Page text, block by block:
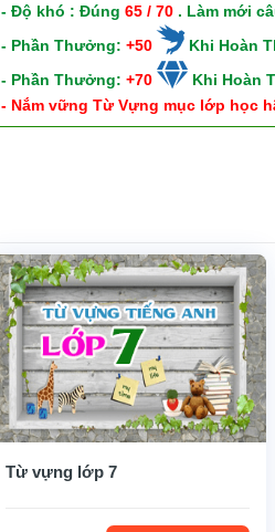
- Độ khó : Đúng 65 / 70. Làm mới
- Phần Thưởng: +50
Khi Hoàn
- Phần Thưởng: +70
Khi Hoàn
- Nắm vững Từ Vựng mục lớp học
Từ vựng lớp 7